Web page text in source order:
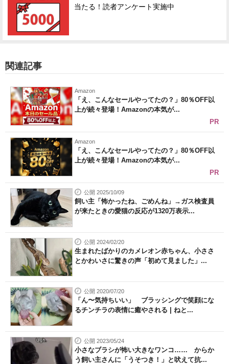
当たる！読者アンケート実施中
関連記事
Amazon
「え、こんなセールやってたの？」80％OFF以
上が続々登場！Amazonの本気が...
PR
Amazon
「え、こんなセールやってたの？」80％OFF以
上が続々登場！Amazonの本気が...
PR
公開 2025/10/09
飼い主「怖かったね、ごめんね」→ガス検査員
が来たときの愛猫の反応が1320万表示...
公開 2024/02/20
生まれたばかりのカメレオン赤ちゃん、小ささ
とかわいさに驚きの声「初めて見ました」...
公開 2020/07/20
「ん〜気持ちいい」 ブラッシングで笑顔にな
るチンチラの表情に癒やされる | ねと...
公開 2023/05/24
小さなブラシが怖い大きなワンコ…… からか
う飼い主さんに「うそつき！」と吠えて抗...